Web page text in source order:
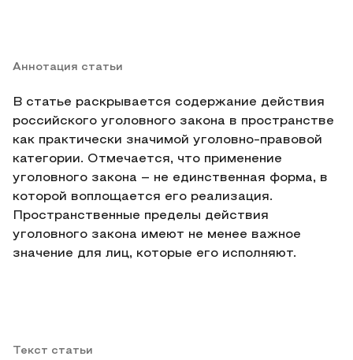
Аннотация статьи
В статье раскрывается содержание действия
российского уголовного закона в пространстве
как практически значимой уголовно-правовой
категории. Отмечается, что применение
уголовного закона – не единственная форма, в
которой воплощается его реализация.
Пространственные пределы действия
уголовного закона имеют не менее важное
значение для лиц, которые его исполняют.
Текст статьи